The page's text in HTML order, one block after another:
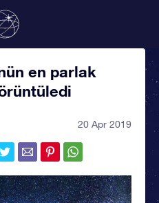
en parlak
20 Apr 2019